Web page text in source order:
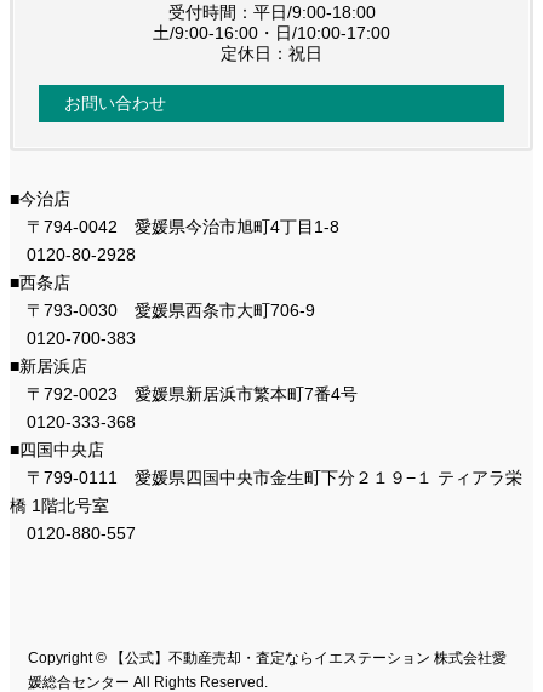
受付時間：平日/9:00-18:00
土/9:00-16:00・日/10:00-17:00
定休日：祝日
お問い合わせ
■今治店
〒794-0042 愛媛県今治市旭町4丁目1-8
0120-80-2928
■西条店
〒793-0030 愛媛県西条市大町706-9
0120-700-383
■新居浜店
〒792-0023 愛媛県新居浜市繁本町7番4号
0120-333-368
■四国中央店
〒799-0111 愛媛県四国中央市金生町下分２１９−１ ティアラ栄
橋 1階北号室
0120-880-557
Copyright © 【公式】不動産売却・査定ならイエステーション 株式会社愛
媛総合センター All Rights Reserved.